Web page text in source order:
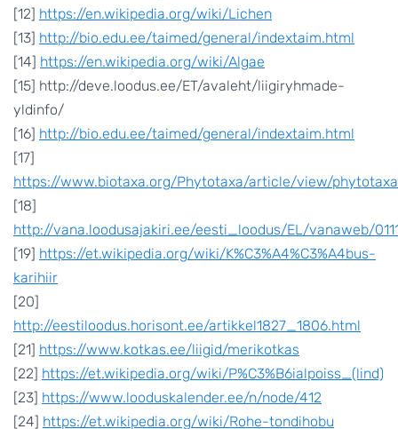
[12] https://en.wikipedia.org/wiki/Lichen
[13] http://bio.edu.ee/taimed/general/indextaim.html
[14] https://en.wikipedia.org/wiki/Algae
[15] http://deve.loodus.ee/ET/avaleht/liigiryhmade-
yldinfo/
[16] http://bio.edu.ee/taimed/general/indextaim.html
[17]
https://www.biotaxa.org/Phytotaxa/article/view/
[18]
http://vana.loodusajakiri.ee/eesti_loodus/EL/vanaweb/
[19] https://et.wikipedia.org/wiki/K%C3%A4%C3%A4bus-
karihiir
[20]
http://eestiloodus.horisont.ee/artikkel1827_1806.html
[21] https://www.kotkas.ee/liigid/merikotkas
[22] https://et.wikipedia.org/wiki/P%C3%B6ialpoiss_(lind)
[23] https://www.looduskalender.ee/n/node/412
[24] https://et.wikipedia.org/wiki/Rohe-tondihobu